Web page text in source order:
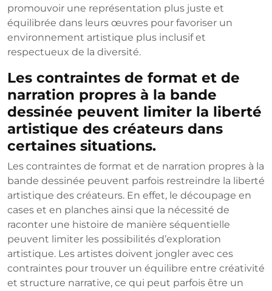
promouvoir une représentation plus juste et
équilibrée dans leurs œuvres pour favoriser un
environnement artistique plus inclusif et
respectueux de la diversité.
Les contraintes de format et de
narration propres à la bande
dessinée peuvent limiter la liberté
artistique des créateurs dans
certaines situations.
Les contraintes de format et de narration propres à la
bande dessinée peuvent parfois restreindre la liberté
artistique des créateurs. En effet, le découpage en
cases et en planches ainsi que la nécessité de
raconter une histoire de manière séquentielle
peuvent limiter les possibilités d’exploration
artistique. Les artistes doivent jongler avec ces
contraintes pour trouver un équilibre entre créativité
et structure narrative, ce qui peut parfois être un